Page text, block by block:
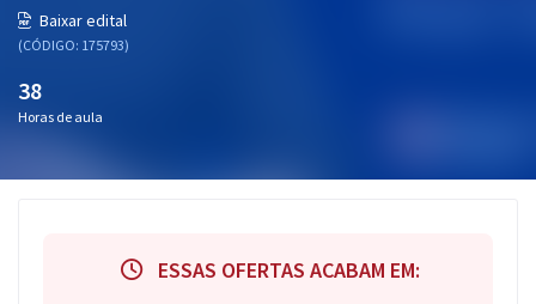
Atendimento
Baixar edital
(CÓDIGO: 175793)
38
Horas de aula
ESSAS OFERTAS ACABAM EM: